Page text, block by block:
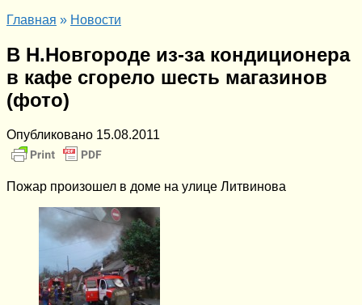
Главная » Новости
В Н.Новгороде из-за кондиционера
в кафе сгорело шесть магазинов
(фото)
Опубликовано 15.08.2011
Пожар произошел в доме на улице Литвинова